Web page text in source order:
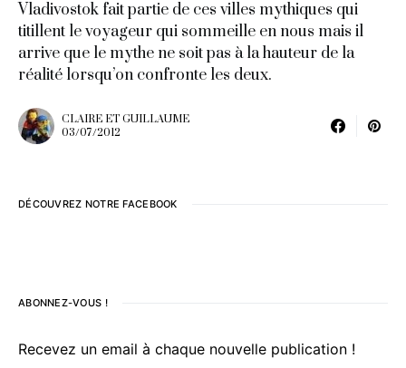
Vladivostok fait partie de ces villes mythiques qui
titillent le voyageur qui sommeille en nous mais il
arrive que le mythe ne soit pas à la hauteur de la
réalité lorsqu’on confronte les deux.
CLAIRE ET GUILLAUME
03/07/2012
DÉCOUVREZ NOTRE FACEBOOK
ABONNEZ-VOUS !
Recevez un email à chaque nouvelle publication !